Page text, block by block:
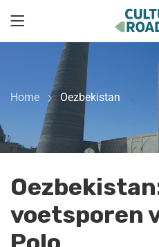
Home Oezbekistan
voetsporen